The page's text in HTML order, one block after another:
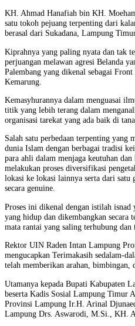
KH. Ahmad Hanafiah bin KH.
satu tokoh pejuang terpenting dari
berasal dari Sukadana, Lampung
Kiprahnya yang paling nyata dan tak
perjuangan melawan agresi Belanda
Palembang yang dikenal sebagai
Kemarung.
Kemasyhurannya dalam menguasai
titik yang lebih terang dalam
organisasi tarekat yang ada baik di
Salah satu perbedaan terpenting yang
dunia Islam dengan berbagai tradisi
para ahli dalam menjaga keutuhan
melakukan proses diversifikasi
lokasi ke lokasi lainnya serta dari satu
secara genuine.
Proses ini dikenal dengan istilah
yang hidup dan dikembangkan secara
mata rantai yang saling terhubung dan
Rektor UIN Raden Intan Lampung
mengucapkan Terimakasih sedalam-
telah memberikan arahan, bimbingan,
Utamanya kepada Bupati Kabupaten
beserta Kadis Sosial Lampung Timur
Provinsi Lampung Ir.H. Arinal
Lampung Drs. Aswarodi, M.Si., KH.